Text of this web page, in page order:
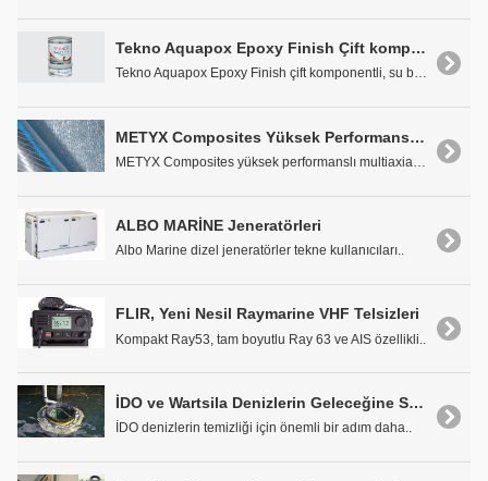
Tekno Aquapox Epoxy Finish Çift komponentli, Su Bazlı Epoxy Sonkat Boya
Tekno Aquapox Epoxy Finish çift komponentli, su ba..
METYX Composites Yüksek Performanslı Örgü
METYX Composites yüksek performanslı multiaxial ör..
ALBO MARİNE Jeneratörleri
Albo Marine dizel jeneratörler tekne kullanıcıları..
FLIR, Yeni Nesil Raymarine VHF Telsizleri
Kompakt Ray53, tam boyutlu Ray 63 ve AIS özellikli..
İDO ve Wartsila Denizlerin Geleceğine Sahip Çıkıyor
İDO denizlerin temizliği için önemli bir adım daha..